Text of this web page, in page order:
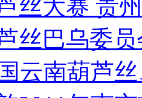
丝大赛 贵
丝巴乌委
云南葫芦